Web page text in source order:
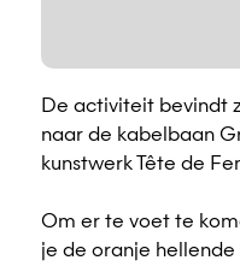
De activiteit bevindt
naar de kabelbaan
kunstwerk Tête de
Om er te voet te
je de oranje hellende